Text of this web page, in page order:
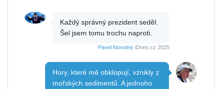
Každý správný prezident seděl.
Šel jsem tomu trochu naproti.
Pavel Novotný iDnes.cz 2025
Hory, které mě obklopují, vznikly z
mořských sedimentů. A jednoho